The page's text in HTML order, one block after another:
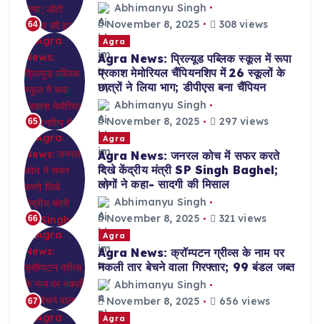
64
Abhimanyu Singh
November 8, 2025
308 views
65
Agra
Agra News: प्रिल्यूड पब्लिक स्कूल में रूपा
प्रकाश मेमोरियल चैंपियनशिप में 26 स्कूलों के
छात्रों ने लिया भाग; डीपीएस बना चैंपियन
Abhimanyu Singh
November 8, 2025
297 views
66
Agra
Agra News: जनरल कोच में सफर करते
दिखे केंद्रीय मंत्री SP Singh Baghel;
लोगों ने कहा- सादगी की मिसाल
Abhimanyu Singh
November 8, 2025
321 views
67
Agra
Agra News: क्रॉम्पटन ग्रीव्स के नाम पर
नकली तार बेचने वाला गिरफ्तार; 99 बंडल जब्त
Abhimanyu Singh
November 8, 2025
656 views
Agra